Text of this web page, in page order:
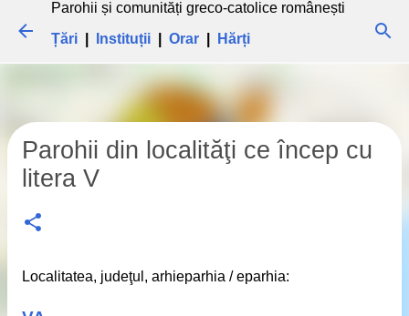
Parohii și comunități greco-catolice românești
Țări
Instituții Orar Hărți
Parohii din localităţi ce încep cu
litera V
Localitatea, judeţul, arhieparhia / eparhia: